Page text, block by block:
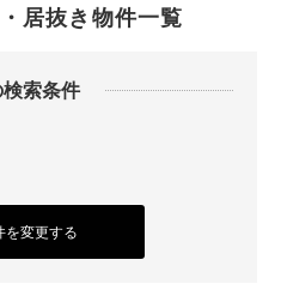
居抜き物件一覧
索条件
を変更する